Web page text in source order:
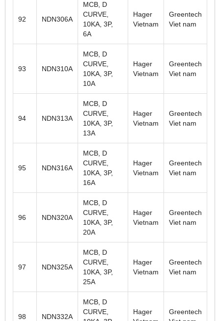
92 NDN306A
MCB, D
CURVE,
10KA, 3P,
6A
Hager
Vietnam
Greentech
Viet nam
93 NDN310A
MCB, D
CURVE,
10KA, 3P,
10A
Hager
Vietnam
Greentech
Viet nam
94 NDN313A
MCB, D
CURVE,
10KA, 3P,
13A
Hager
Vietnam
Greentech
Viet nam
95 NDN316A
MCB, D
CURVE,
10KA, 3P,
16A
Hager
Vietnam
Greentech
Viet nam
96 NDN320A
MCB, D
CURVE,
10KA, 3P,
20A
Hager
Vietnam
Greentech
Viet nam
97 NDN325A
MCB, D
CURVE,
10KA, 3P,
25A
Hager
Vietnam
Greentech
Viet nam
98 NDN332A
MCB, D
CURVE,
Hager
Greentech